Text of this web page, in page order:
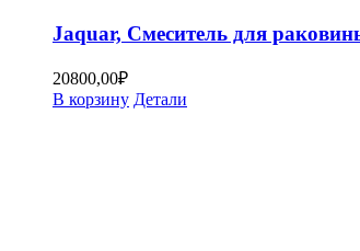
Jaquar, Смеситель для
20800,00₽
В корзину Детали